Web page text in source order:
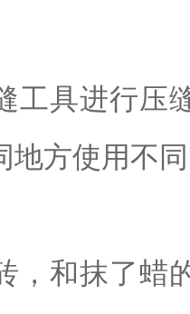
工具进行压
地方使用不
，和抹了蜡